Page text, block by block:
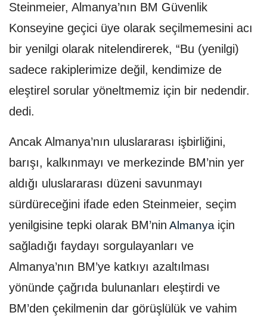
Steinmeier, Almanya’nın BM Güvenlik
Konseyine geçici üye olarak seçilmemesini acı
bir yenilgi olarak nitelendirerek, “Bu (yenilgi)
sadece rakiplerimize değil, kendimize de
eleştirel sorular yöneltmemiz için bir nedendir.
dedi.
Ancak Almanya’nın uluslararası işbirliğini,
barışı, kalkınmayı ve merkezinde BM’nin yer
aldığı uluslararası düzeni savunmayı
sürdüreceğini ifade eden Steinmeier, seçim
yenilgisine tepki olarak BM’nin Almanya için
sağladığı faydayı sorgulayanları ve
Almanya’nın BM’ye katkıyı azaltılması
yönünde çağrıda bulunanları eleştirdi ve
BM’den çekilmenin dar görüşlülük ve vahim